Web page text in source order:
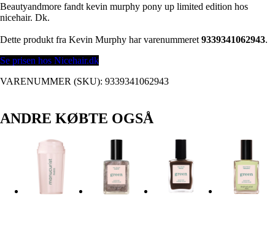
Beautyandmore fandt kevin murphy pony up limited edition hos
nicehair. Dk.
Dette produkt fra Kevin Murphy har varenummeret 9339341062943.
Se prisen hos Nicehair.dk
VARENUMMER (SKU): 9339341062943
ANDRE KØBTE OGSÅ